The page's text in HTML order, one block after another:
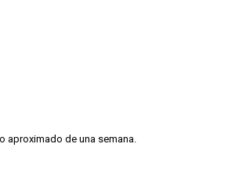
aproximado de una semana.